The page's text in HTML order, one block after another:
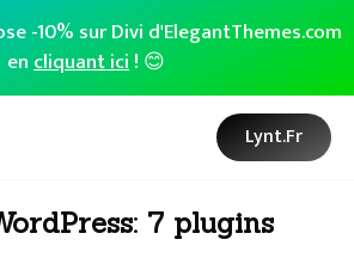
-10% sur Divi d'ElegantThemes.com
encliquant ici! 😊
Lynt.fr
7 plugins